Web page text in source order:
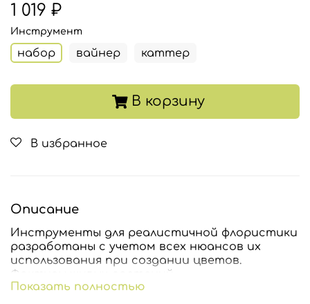
1 019 ₽
Инструмент
набор вайнер каттер
В корзину
В избранное
Описание
Инструменты для реалистичной флористики
разработаны с учетом всех нюансов их
использования при создании цветов.
Фактуры живых растений.
Показать полностью